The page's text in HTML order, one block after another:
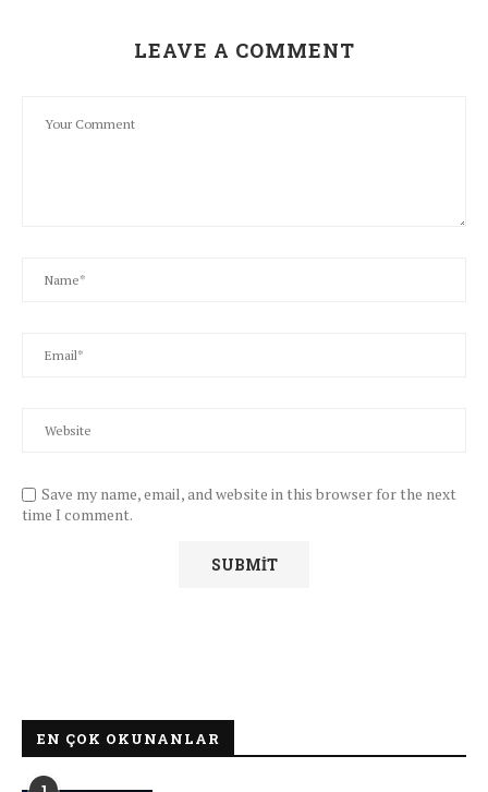
LEAVE A COMMENT
Save my name, email, and website in this browser for the next
time I comment.
EN ÇOK OKUNANLAR